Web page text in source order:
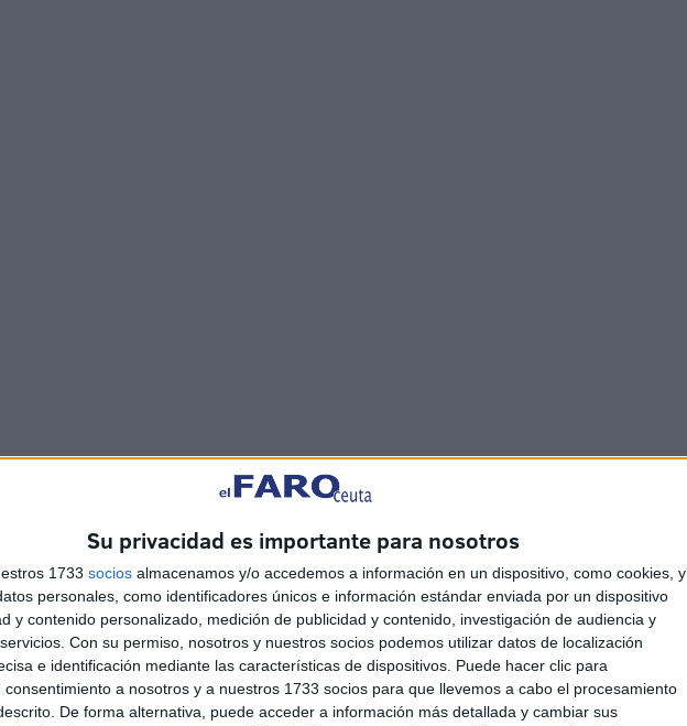
Su privacidad es importante para nosotros
1733 socios almacenamos y/o accedemos a información en un dispositivo, como cookies, y
personales, como identificadores únicos e información estándar enviada por un dispositivo
y contenido personalizado, medición de publicidad y contenido, investigación de audiencia y
Con su permiso, nosotros y nuestros socios podemos utilizar datos de localización
e identificación mediante las características de dispositivos. Puede hacer clic para
consentimiento a nosotros y a nuestros 1733 socios para que llevemos a cabo el procesamiento
De forma alternativa, puede acceder a información más detallada y cambiar sus